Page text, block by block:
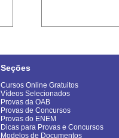
Seções
Cursos Online Gratuitos
Vídeos Selecionados
Provas da OAB
Provas de Concursos
Provas do ENEM
Dicas para Provas e Concursos
Modelos de Documentos